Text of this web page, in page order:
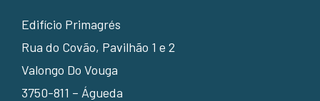
Edifício Primagrés
Rua do Covão, Pavilhão 1 e 2
Valongo Do Vouga
3750-811 – Águeda